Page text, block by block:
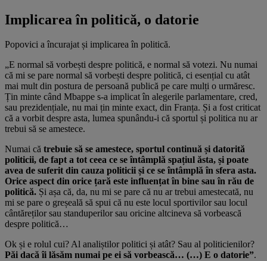
Implicarea în politică, o datorie
Popovici a încurajat și implicarea în politică.
„E normal să vorbești despre politică, e normal să votezi. Nu numai
că mi se pare normal să vorbești despre politică, ci esențial cu atât
mai mult din postura de persoană publică pe care mulți o urmăresc.
Țin minte când Mbappe s-a implicat în alegerile parlamentare, cred,
sau prezidențiale, nu mai țin minte exact, din Franța. Și a fost criticat
că a vorbit despre asta, lumea spunându-i că sportul și politica nu ar
trebui să se amestece.
Numai că trebuie să se amestece, sportul continuă și datorită
politicii, de fapt a tot ceea ce se întâmplă spațiul ăsta, și poate
avea de suferit din cauza politicii și ce se întâmplă în sfera asta.
Orice aspect din orice țară este influențat în bine sau în rău de
politică. Și așa că, da, nu mi se pare că nu ar trebui amestecată, nu
mi se pare o greșeală să spui că nu este locul sportivilor sau locul
cântăreților sau standuperilor sau oricine altcineva să vorbească
despre politică…
Ok și e rolul cui? Al analiștilor politici și atât? Sau al politicienilor?
Păi dacă îi lăsăm numai pe ei să vorbească… (…) E o datorie”.